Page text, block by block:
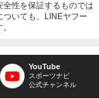
性を保証するものでは
いても、LINEヤフー
YouTube
スポーツナビ
公式チャンネル